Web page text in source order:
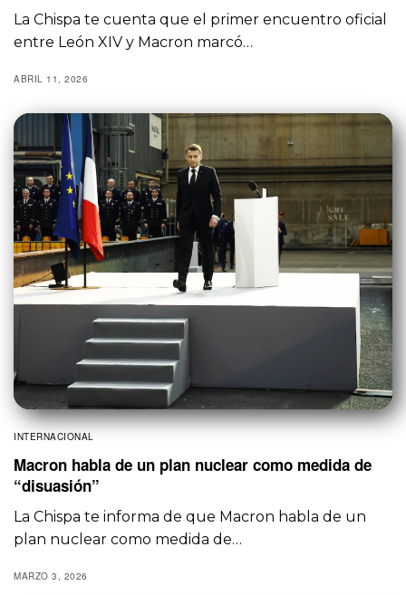
La Chispa te cuenta que el primer encuentro oficial
entre León XIV y Macron marcó…
ABRIL 11, 2026
INTERNACIONAL
Macron habla de un plan nuclear como medida de
“disuasión”
La Chispa te informa de que Macron habla de un
plan nuclear como medida de…
MARZO 3, 2026